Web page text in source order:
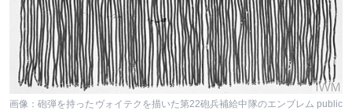
画像：砲弾を持ったヴォイテクを描いた第22砲兵補給中隊のエンブレム public